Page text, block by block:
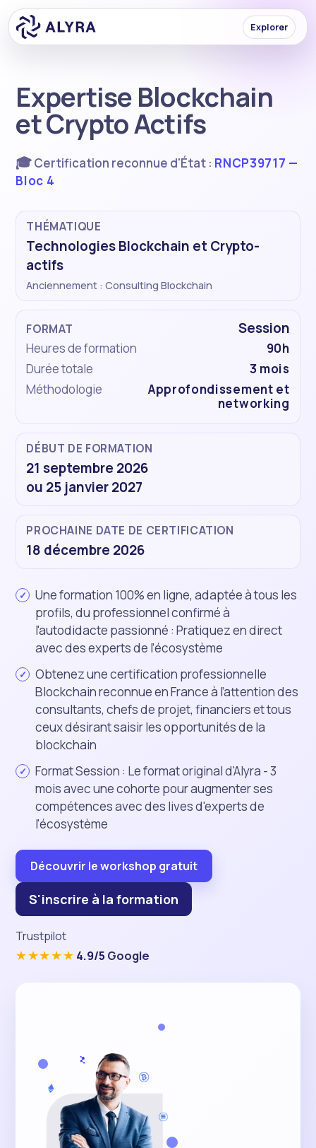
Explorer
Expertise Blockchain
et Crypto Actifs
🎓Certification reconnue d'État : RNCP39717 —
Bloc 4
THÉMATIQUE
Technologies Blockchain et Crypto-
actifs
Anciennement :Consulting Blockchain
FORMAT Session
Heures de formation
90h
Durée totale
3 mois
Méthodologie
Approfondissement et
networking
DÉBUT DE FORMATION
21 septembre 2026
ou 25 janvier 2027
PROCHAINE DATE DE CERTIFICATION
18 décembre 2026
Une formation 100% en ligne, adaptée à tous les
profils, du professionnel confirmé à
l'autodidacte passionné : Pratiquez en direct
avec des experts de l’écosystème
Obtenez une certification professionnelle
Blockchain reconnue en France à l’attention des
consultants, chefs de projet, financiers et tous
ceux désirant saisir les opportunités de la
blockchain
Format Session : Le format original d'Alyra - 3
mois avec une cohorte pour augmenter ses
compétences avec des lives d'experts de
l'écosystème
Découvrir le workshop gratuit
S'inscrire à la formation
Trustpilot
★★★★★ 4.9/5 Google
Excellent 4.9 sur 5 Trustpilot